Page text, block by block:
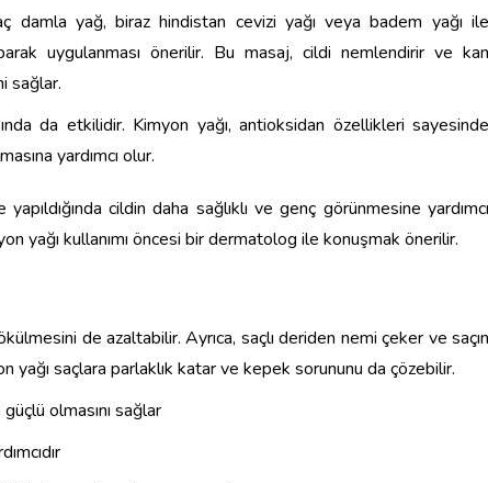
damla yağ, biraz hindistan cevizi yağı veya badem yağı ile
uygulanması önerilir. Bu masaj, cildi nemlendirir ve kan
sağlar.
da etkilidir. Kimyon yağı, antioksidan özellikleri sayesinde
yardımcı olur.
cildin daha sağlıklı ve genç görünmesine yardımcı
yağı kullanımı öncesi bir dermatolog ile konuşmak önerilir.
de azaltabilir. Ayrıca, saçlı deriden nemi çeker ve saçın
yağı saçlara parlaklık katar ve kepek sorununu da çözebilir.
güçlü olmasını sağlar